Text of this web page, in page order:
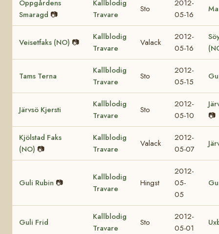
Oppgårdens
Smaragd 📷
Kallblodig
Travare
Sto
2012-
05-16
Veisetfaks (NO) 📷
Kallblodig
Travare
Valack
2012-
05-16
Tams Terna
Kallblodig
Travare
Sto
2012-
05-15
Järvsö Kjersti
Kallblodig
Travare
Sto
2012-
05-10
📷
Kjölstad Faks
(NO) 📷
Kallblodig
Travare
Valack
2012-
05-07
Guli Rubin 📷
Kallblodig
Travare
Hingst
2012-
05-
05
Guli Frid
Kallblodig
Travare
Sto
2012-
05-01